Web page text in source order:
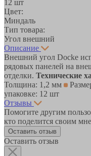
12 шт
Цвет:
Миндаль
Тип товара:
Угол внешний
Описание
Внешний угол Docke
рядовых панелей на
отделки. Технические
Толщина: 1,2 мм
упаковке: 12 шт
Отзывы
Помогите другим
кто поделится своим
Оставить отзыв
Оставить отзыв